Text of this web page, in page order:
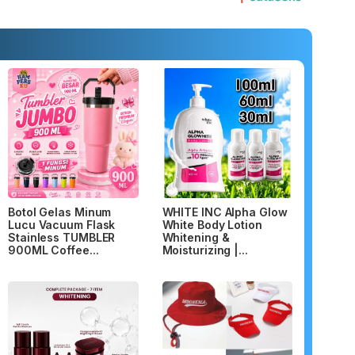
Botol Gelas Minum
Lucu Vacuum Flask
Stainless TUMBLER
900ML Coffee...
WHITE INC Alpha Glow
White Body Lotion
Whitening &
Moisturizing |...